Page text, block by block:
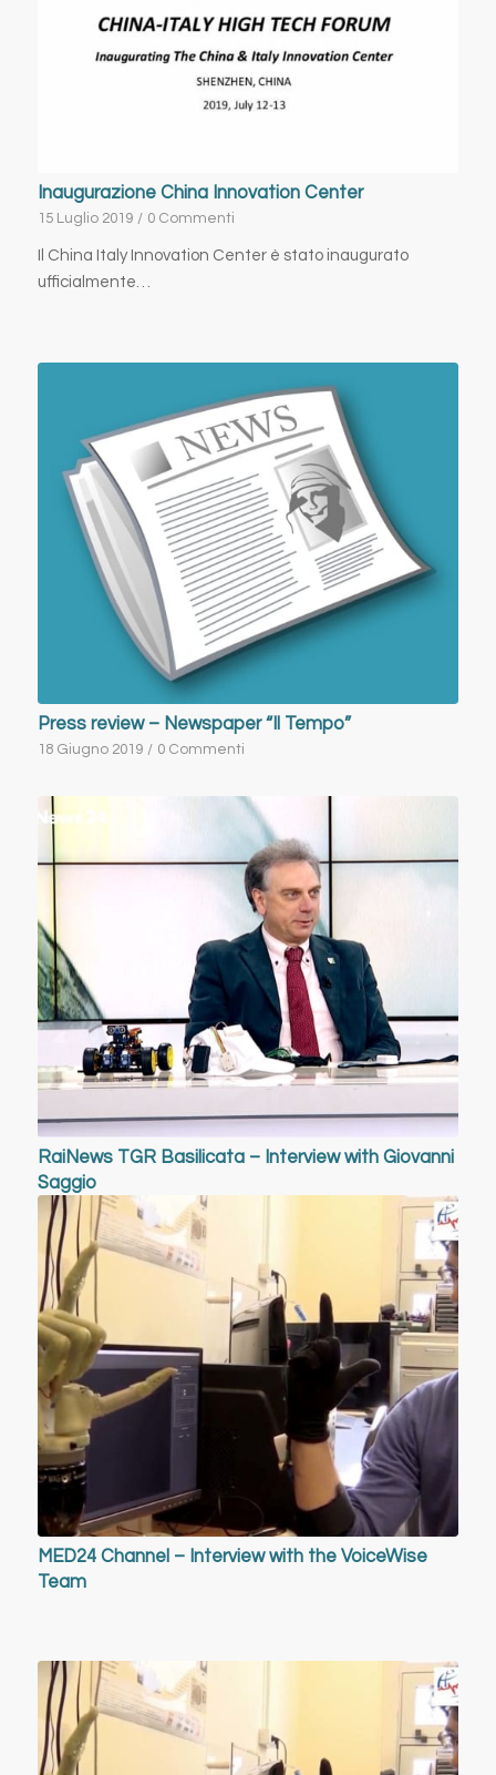
Inaugurazione China Innovation Center
15 Luglio 2019 / 0 Commenti
Il China Italy Innovation Center è stato inaugurato
ufficialmente…
Press review – Newspaper “Il Tempo”
18 Giugno 2019 / 0 Commenti
RaiNews TGR Basilicata – Interview with Giovanni
Saggio
MED24 Channel – Interview with the VoiceWise
Team